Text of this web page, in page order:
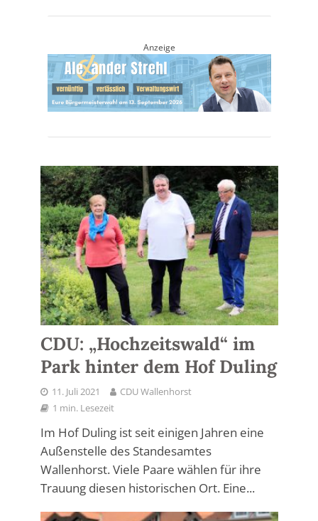
Anzeige
CDU: „Hochzeitswald“ im
Park hinter dem Hof Duling
11. Juli 2021
CDU Wallenhorst
1 min. Lesezeit
Im Hof Duling ist seit einigen Jahren eine
Außenstelle des Standesamtes
Wallenhorst. Viele Paare wählen für ihre
Trauung diesen historischen Ort. Eine...